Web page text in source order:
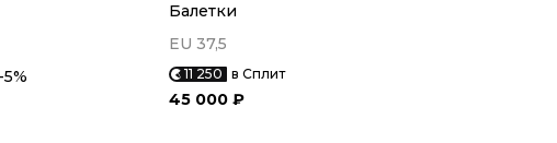
-5%
Балетки
EU 37,5
11 250 в Сплит
45 000 ₽